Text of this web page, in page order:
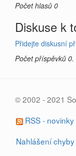
Počet hlasů 0
Diskuse k
Přidejte diskusní
Počet příspěvků 0.
© 2002 - 2021
RSS - novinky
Nahlášení chyby